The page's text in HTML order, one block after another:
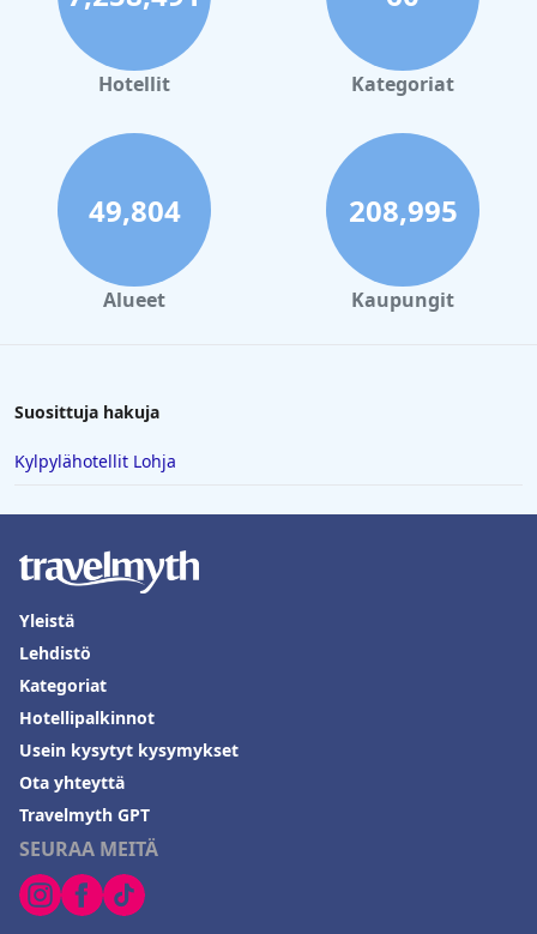
mahdollisuuksia rakentaa hiekkalinnoja, kaivaa kuoppia, kerätä
simpukankuoria ja roiskia aallokossa. Jos se ei riitä, hotellilla on
oma vesiurheilukeskus, joka tarjoaa vuokrausta tai opetusta
monissa jännittävissä vesiaktiviteeteissa, kuten purjelautailussa,
melonnassa, kajakissa ja purjehduksessa, kaikenlaisille
Hotellit Kategoriat
49,804
Alueet
208,995
Kaupungit
Suosittuja hakuja
Kylpylähotellit Lohja
SEURAA MEITÄ
Yleistä
Lehdistö
Kategoriat
Hotellipalkinnot
Usein kysytyt kysymykset
Ota yhteyttä
Travelmyth GPT